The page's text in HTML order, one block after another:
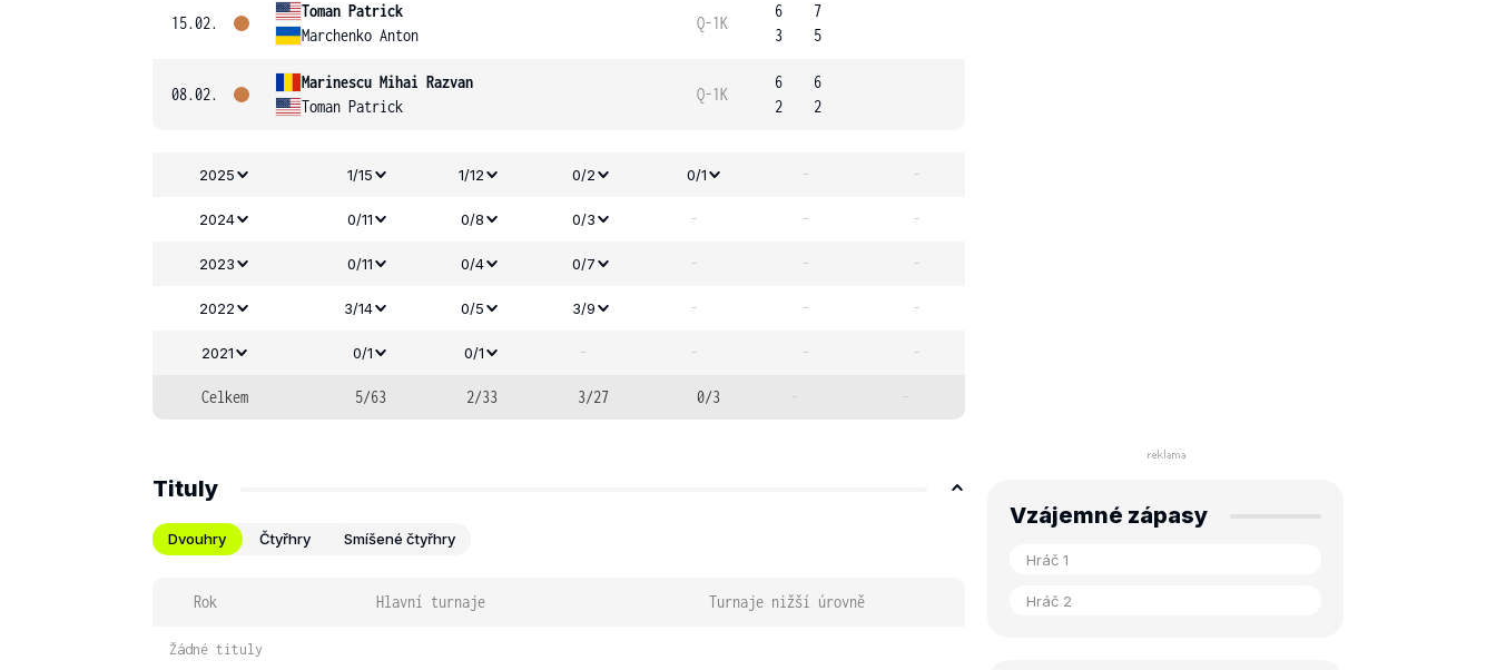
15.02.
Toman Patrick
Marchenko Anton
Q-1K
6
3
7
5
08.02.
Marinescu Mihai Razvan
Toman Patrick
Q-1K
6
2
6
2
2025 1/15 1/12 0/2 0/1 - -
2024 0/11 0/8 0/3 - - -
2023 0/11 0/4 0/7 - - -
2022 3/14 0/5 3/9 - - -
2021 0/1 0/1 - - - -
Celkem 5/63 2/33 3/27 0/3 - -
Tituly
Dvouhry Čtyřhry Smíšené čtyřhry
Rok Hlavní turnaje Turnaje nižší úrovně
Žádné tituly
Vzájemné zápasy